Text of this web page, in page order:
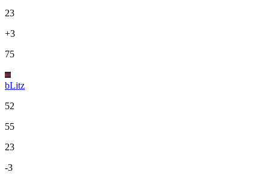
23
+3
75
bLitz
52
55
23
-3